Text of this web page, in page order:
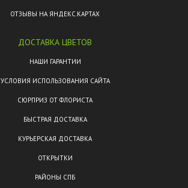
ОТЗЫВЫ НА ЯНДЕКС.КАРТАХ
ДОСТАВКА ЦВЕТОВ
НАШИ ГАРАНТИИ
УСЛОВИЯ ИСПОЛЬЗОВАНИЯ САЙТА
СЮРПРИЗ ОТ ФЛОРИСТА
БЫСТРАЯ ДОСТАВКА
КУРЬЕРСКАЯ ДОСТАВКА
ОТКРЫТКИ
РАЙОНЫ СПБ